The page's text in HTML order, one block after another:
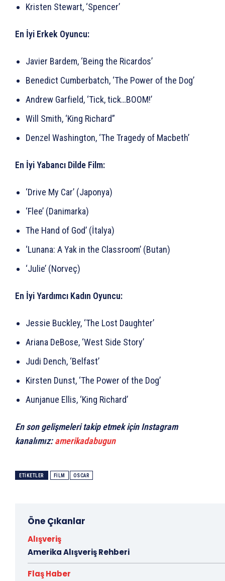
Kristen Stewart, ‘Spencer’
En İyi Erkek Oyuncu:
Javier Bardem, ‘Being the Ricardos’
Benedict Cumberbatch, ‘The Power of the Dog’
Andrew Garfield, ‘Tick, tick…BOOM!’
Will Smith, ‘King Richard”
Denzel Washington, ‘The Tragedy of Macbeth’
En İyi Yabancı Dilde Film:
‘Drive My Car’ (Japonya)
‘Flee’ (Danimarka)
The Hand of God’ (İtalya)
‘Lunana: A Yak in the Classroom’ (Butan)
‘Julie’ (Norveç)
En İyi Yardımcı Kadın Oyuncu:
Jessie Buckley, ‘The Lost Daughter’
Ariana DeBose, ‘West Side Story’
Judi Dench, ‘Belfast’
Kirsten Dunst, ‘The Power of the Dog’
Aunjanue Ellis, ‘King Richard’
En son gelişmeleri takip etmek için Instagram
kanalımız:amerikadabugun
ETIKETLER FILM OSCAR
Öne Çıkanlar
Alışveriş
Amerika Alışveriş Rehberi
Flaş Haber